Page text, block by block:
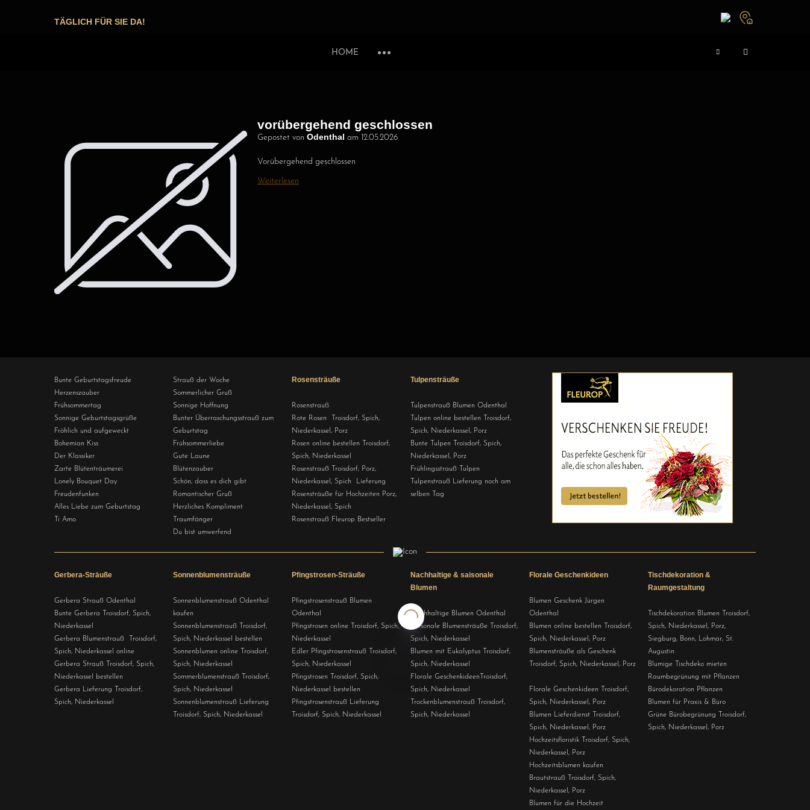
TÄGLICH FÜR SIE DA!
HOME
vorübergehend geschlossen
Gepostet von Odenthal am 12.05.2026
Vorübergehend geschlossen
Weiterlesen
Bunte Geburtstagsfreude
Herzenszauber
Frühsommertag
Sonnige Geburtstagsgrüße
Fröhlich und aufgeweckt
Bohemian Kiss
Der Klassiker
Zarte Blütenträumerei
​​Lonely Bouquet Day
Freudenfunken
Alles Liebe zum Geburtstag
Ti Amo
Strauß der Woche
Sommerlicher Gruß
Sonnige Hoffnung
Bunter Überraschungsstrauß zum
Geburtstag
Frühsommerliebe
Gute Laune
Blütenzauber
Schön, dass es dich gibt
Romantischer Gruß
Herzliches Kompliment
Traumfänger
Du bist umwerfend
Rosensträuße
Rosenstrauß
Rote Rosen Troisdorf, Spich,
Niederkassel, Porz
Rosen online bestellen Troisdorf,
Spich, Niederkassel
Rosenstrauß Troisdorf, Porz,
Niederkassel, Spich Lieferung
Rosensträuße für Hochzeiten Porz,
Niederkassel, Spich
Rosenstrauß Fleurop Bestseller
Tulpensträuße
Tulpenstrauß Blumen Odenthal
Tulpen online bestellen Troisdorf,
Spich, Niederkassel, Porz
Bunte Tulpen Troisdorf, Spich,
Niederkassel, Porz
Frühlingsstrauß Tulpen
Tulpenstrauß Lieferung noch am
selben Tag
Gerbera-Sträuße
Gerbera Strauß Odenthal
Bunte Gerbera Troisdorf, Spich,
Niederkassel
Gerbera Blumenstrauß Troisdorf,
Spich, Niederkassel online
Gerbera Strauß Troisdorf, Spich,
Niederkassel bestellen
Gerbera Lieferung Troisdorf,
Spich, Niederkassel
Sonnenblumensträuße
Sonnenblumenstrauß Odenthal
kaufen
Sonnenblumenstrauß Troisdorf,
Spich, Niederkassel bestellen
Sonnenblumen online Troisdorf,
Spich, Niederkassel
Sommerblumenstrauß Troisdorf,
Spich, Niederkassel
Sonnenblumenstrauß Lieferung
Troisdorf, Spich, Niederkassel
Pfingstrosen-Sträuße
Pfingstrosenstrauß Blumen
Odenthal
Pfingstrosen online Troisdorf, Spich,
Niederkassel
Edler Pfingstrosenstrauß Troisdorf,
Spich, Niederkassel
Pfingstrosen Troisdorf, Spich,
Niederkassel bestellen
Pfingstrosenstrauß Lieferung
Troisdorf, Spich, Niederkassel
Nachhaltige & saisonale
Blumen
Nachhaltige Blumen Odenthal
Saisonale Blumensträuße Troisdorf,
Spich, Niederkassel
Blumen mit Eukalyptus Troisdorf,
Spich, Niederkassel
Florale GeschenkideenTroisdorf,
Spich, Niederkassel
Trockenblumenstrauß Troisdorf,
Spich, Niederkassel
Florale Geschenkideen
Blumen Geschenk Jürgen
Odenthal
Blumen online bestellen Troisdorf,
Spich, Niederkassel, Porz
Blumensträuße als Geschenk
Troisdorf, Spich, Niederkassel, Porz
Florale Geschenkideen Troisdorf,
Spich, Niederkassel, Porz
Blumen Lieferdienst Troisdorf,
Spich, Niederkassel, Porz
Hochzeitsfloristik Troisdorf, Spich,
Niederkassel, Porz
Hochzeitsblumen kaufen
Brautstrauß Troisdorf, Spich,
Niederkassel, Porz
Blumen für die Hochzeit
Tischdekoration &
Raumgestaltung
Tischdekoration Blumen Troisdorf,
Spich, Niederkassel, Porz,
Siegburg, Bonn, Lohmar, St.
Augustin
Blumige Tischdeko mieten
Raumbegrünung mit Pflanzen
Bürodekoration Pflanzen
Blumen für Praxis & Büro
Grüne Bürobegrünung Troisdorf,
Spich, Niederkassel, Porz